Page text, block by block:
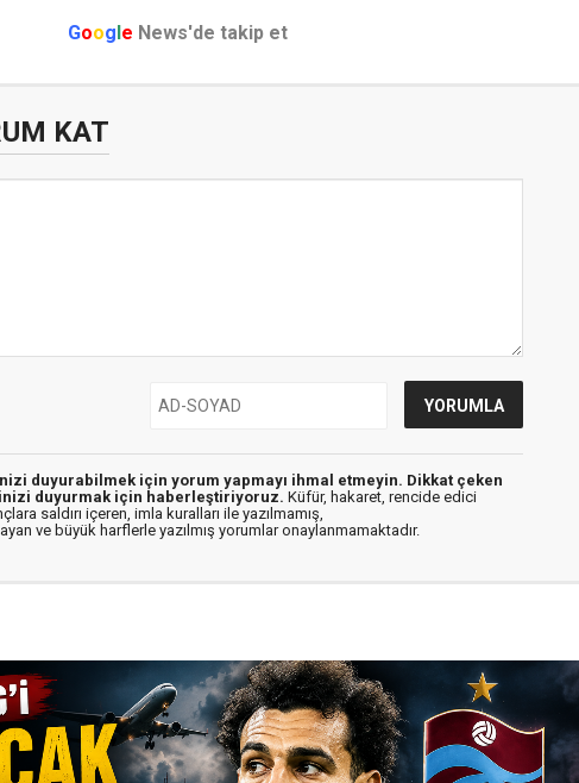
Google News'de takip et
KAT
duyurabilmek için yorum yapmayı ihmal etmeyin. Dikkat çeken
duyurmak için haberleştiriyoruz. Küfür, hakaret, rencide edici
saldırı içeren, imla kuralları ile yazılmamış,
ve büyük harflerle yazılmış yorumlar onaylanmamaktadır.